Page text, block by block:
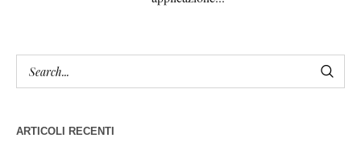
ARTICOLI RECENTI